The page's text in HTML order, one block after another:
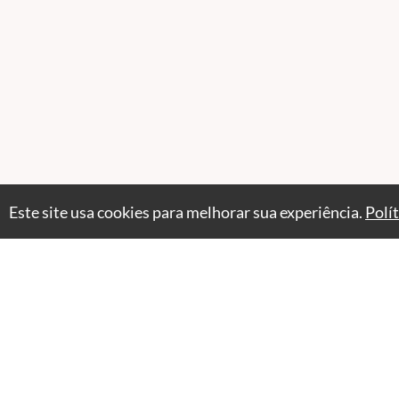
Professores(as)
Este site usa cookies para melhorar sua experiência.